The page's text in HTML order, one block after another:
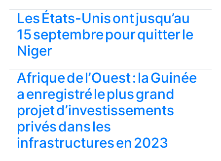
Les États-Unis ont jusqu’au
15 septembre pour quitter le
Niger
Afrique de l’Ouest : la Guinée
a enregistré le plus grand
projet d’investissements
privés dans les
infrastructures en 2023